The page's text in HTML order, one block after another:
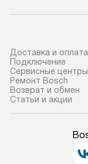
Доставка и оплата
Подключение
Сервисные
Ремонт Bosch
Возврат и обмен
Статьи и акции